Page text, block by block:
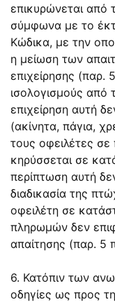
επικυρώνεται από
σύμφωνα με το
Κώδικα, με την
η μείωση των
επιχείρησης (παρ.
ισολογισμούς από
επιχείρηση αυτή
(ακίνητα, πάγια,
τους οφειλέτες σε
κηρύσσεται σε
περίπτωση αυτή
διαδικασία της
οφειλέτη σε
πληρωμών δεν
απαίτησης (παρ. 5
6. Κατόπιν των
οδηγίες ως προς